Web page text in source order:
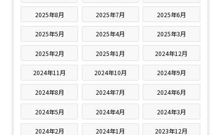
2025年8月 2025年7月 2025年6月
2025年5月 2025年4月 2025年3月
2025年2月 2025年1月 2024年12月
2024年11月 2024年10月 2024年9月
2024年8月 2024年7月 2024年6月
2024年5月 2024年4月 2024年3月
2024年2月 2024年1月 2023年12月